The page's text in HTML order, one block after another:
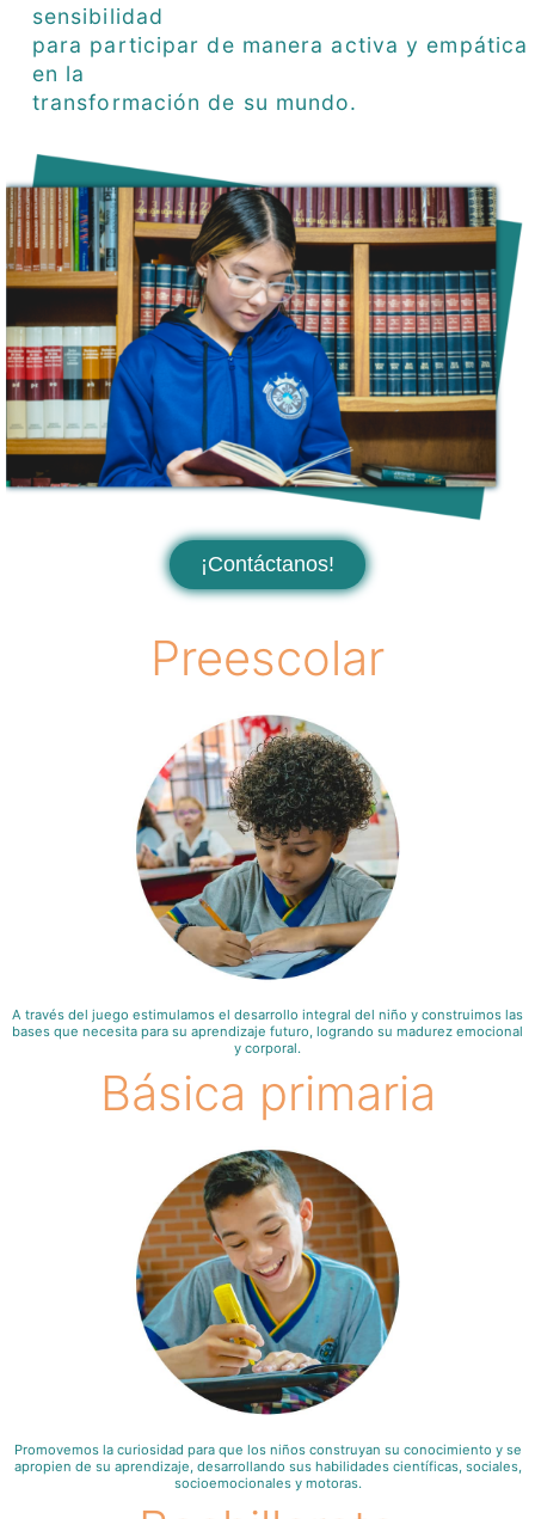
sensibilidad
para participar de manera activa y empática
en la
transformación de su mundo.
¡Contáctanos!
Preescolar
A través del juego estimulamos el desarrollo integral del niño y construimos las
bases que necesita para su aprendizaje futuro, logrando su madurez emocional
y corporal.
Básica primaria
Promovemos la curiosidad para que los niños construyan su conocimiento y se
apropien de su aprendizaje, desarrollando sus habilidades científicas, sociales,
socioemocionales y motoras.